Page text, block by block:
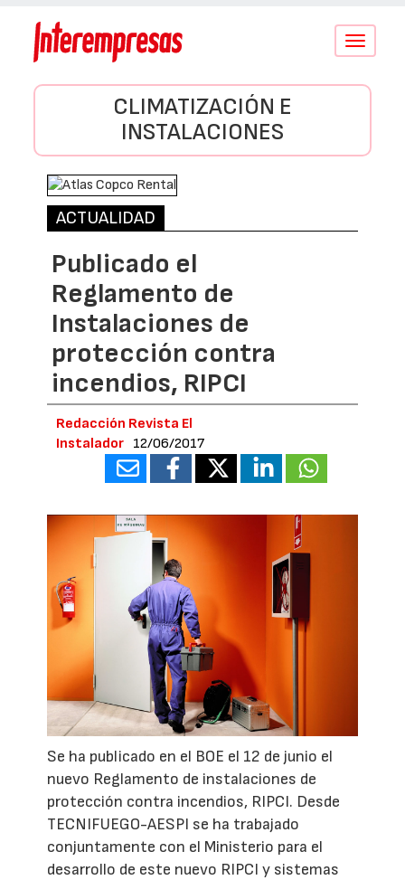
Conmutar
CLIMATIZACIÓN E
INSTALACIONES
ACTUALIDAD
Publicado el
Reglamento de
Instalaciones de
protección contra
incendios, RIPCI
Redacción Revista El
Instalador 12/06/2017
Se ha publicado en el BOE el 12 de junio el
nuevo Reglamento de instalaciones de
protección contra incendios, RIPCI. Desde
TECNIFUEGO-AESPI se ha trabajado
conjuntamente con el Ministerio para el
desarrollo de este nuevo RIPCI y sistemas